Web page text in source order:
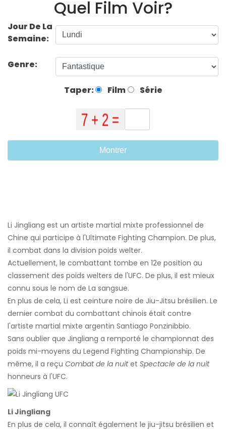
Quel Film Voir?
Jour De La
Semaine:
Genre:
Taper: Film Série
Montrer
Li Jingliang est un artiste martial mixte professionnel de
Chine qui participe à l'Ultimate Fighting Champion. De plus,
il combat dans la division poids welter.
Actuellement, le combattant tombe en 12e position au
classement des poids welters de l'UFC. De plus, il est mieux
connu sous le nom de La sangsue.
En plus de cela, Li est ceinture noire de Jiu-Jitsu brésilien. Le
dernier combat du combattant chinois était contre
l'artiste martial mixte argentin Santiago Ponzinibbio.
Sans oublier que Jingliang a remporté le championnat des
poids mi-moyens du Legend Fighting Championship. De
même, il a reçu Combat de la nuitet Spectacle de la nuit
honneurs à l'UFC.
Li Jingliang
En plus de cela, il connaît également le jiu-jitsu brésilien et